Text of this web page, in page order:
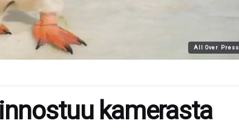
All Over Press
kamerasta